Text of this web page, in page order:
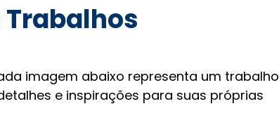
imagem abaixo representa um trabalho
e inspirações para suas próprias